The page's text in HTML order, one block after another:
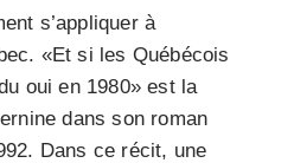
s’appliquer à
«Et si les Québécois
oui en 1980» est la
dans son roman
Dans ce récit, une